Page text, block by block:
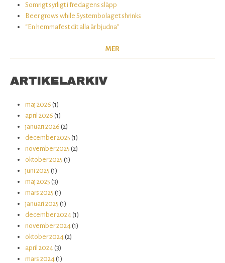
Somrigt syrligt i fredagens släpp
Beer grows while Systembolaget shrinks
“En hemmafest dit alla är bjudna”
MER
ARTIKELARKIV
maj 2026 (1)
april 2026 (1)
januari 2026 (2)
december 2025 (1)
november 2025 (2)
oktober 2025 (1)
juni 2025 (1)
maj 2025 (3)
mars 2025 (1)
januari 2025 (1)
december 2024 (1)
november 2024 (1)
oktober 2024 (2)
april 2024 (3)
mars 2024 (1)